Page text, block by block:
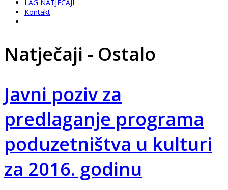
LAG NATJEČAJI
Kontakt
Natječaji - Ostalo
Javni poziv za
predlaganje programa
poduzetništva u kulturi
za 2016. godinu